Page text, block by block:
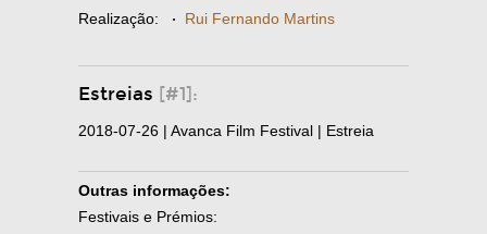
Realização: · Rui Fernando Martins
Estreias [#1]:
2018-07-26 | Avanca Film Festival | Estreia
Outras informações:
Festivais e Prémios: